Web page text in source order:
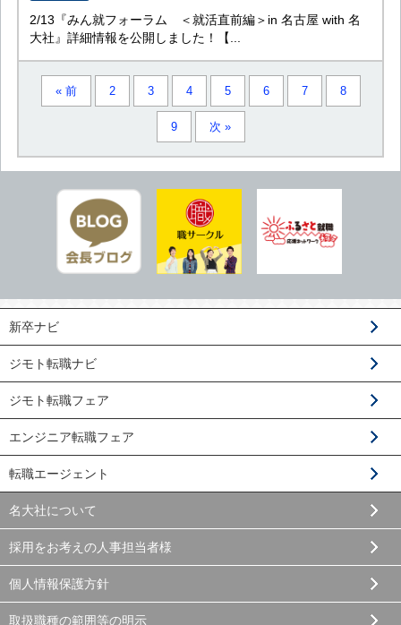
2/13『みん就フォーラム ＜就活直前編＞in 名古屋 with 名
大社』詳細情報を公開しました！【...
« 前 2 3 4 5 6 7 8
9 次 »
新卒ナビ
ジモト転職ナビ
ジモト転職フェア
エンジニア転職フェア
転職エージェント
名大社について
採用をお考えの人事担当者様
個人情報保護方針
取扱職種の範囲等の明示